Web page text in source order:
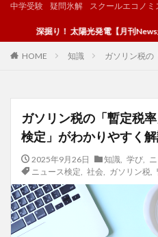
中学受験 疑問氷解 スクールエコノ
深掘り！ 太陽光発電【月刊Newsがわか
HOME 知識 ガソリン税
ガソリン税の「暫定
検定」がわかりやすく
2025年9月26日 知識 学び
ニュース検定
社会, ガソリン税